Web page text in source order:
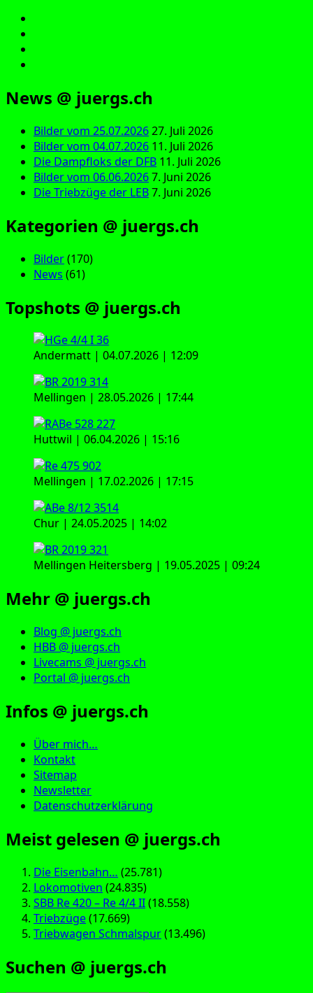
News @ juergs.ch
Bilder vom 25.07.202627. Juli 2026
Bilder vom 04.07.2026 11. Juli 2026
Die Dampfloks der DFB 11. Juli 2026
Bilder vom 06.06.20267. Juni 2026
Die Triebzüge der LEB7. Juni 2026
Kategorien @ juergs.ch
Bilder(170)
News (61)
Topshots @ juergs.ch
Andermatt | 04.07.2026 | 12:09
Mellingen | 28.05.2026 | 17:44
Huttwil | 06.04.2026 | 15:16
Mellingen | 17.02.2026 | 17:15
Chur | 24.05.2025 | 14:02
Mellingen Heitersberg | 19.05.2025 | 09:24
Mehr @ juergs.ch
Blog @ juergs.ch
HBB @ juergs.ch
Livecams @ juergs.ch
Portal @ juergs.ch
Infos @ juergs.ch
Über mich…
Kontakt
Sitemap
Newsletter
Datenschutzerklärung
Meist gelesen @ juergs.ch
Die Eisenbahn… (25.781)
Lokomotiven (24.835)
SBB Re 420 – Re 4/4 II(18.558)
Triebzüge(17.669)
Triebwagen Schmalspur(13.496)
Suchen @ juergs.ch